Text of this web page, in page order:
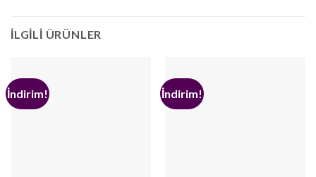
İLGILI ÜRÜNLER
İndirim! İndirim!